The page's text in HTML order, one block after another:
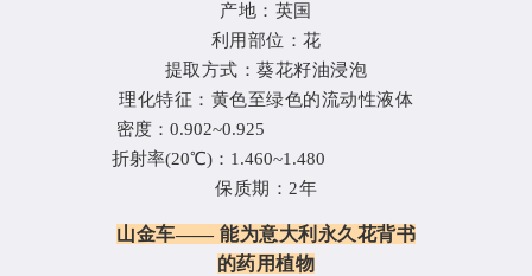
产地： 英国
利用部位：花
提取方式：葵花籽油浸泡
理化特征：黄色至绿色的流动性液体
密度： 0.902~0.925
折射率(20℃)：1.460~1.480
保质期：2年
山金车—— 能为意大利永久花背书
的药用植物